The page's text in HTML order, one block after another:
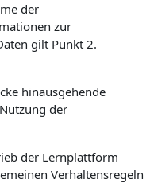
der
zur
gilt Punkt 2.
hinausgehende
der
der Lernplattform
Verhaltensregeln